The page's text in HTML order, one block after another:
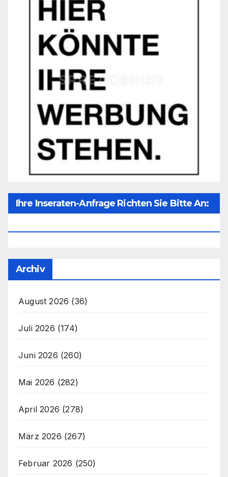
Ihre Inseraten-Anfrage Richten Sie Bitte An:
Archiv
August 2026 (36)
Juli 2026 (174)
Juni 2026 (260)
Mai 2026 (282)
April 2026 (278)
März 2026 (267)
Februar 2026 (250)